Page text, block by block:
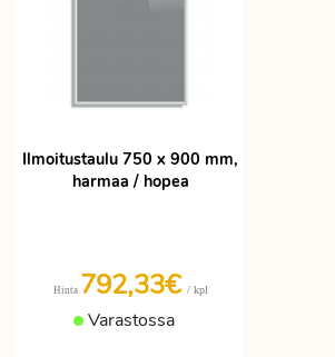
Ilmoitustaulu 750 x 900 mm,
harmaa / hopea
Hinta 792,33€ / kpl
Varastossa